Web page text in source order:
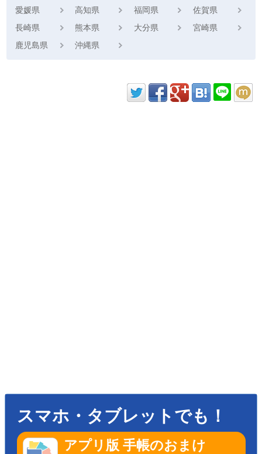
愛媛県 高知県 福岡県
佐賀県
長崎県
熊本県 大分県
宮崎県
鹿児島県
沖縄県
スマホ・タブレットでも！
アプリ版 手帳のおまけ